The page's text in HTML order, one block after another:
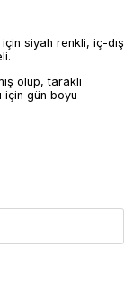
siyah renkli, iç-dış
olup, taraklı
için gün boyu